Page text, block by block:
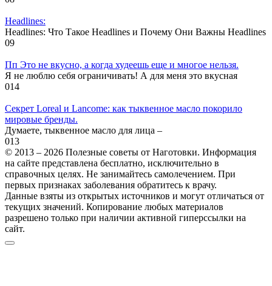
Headlines:
Headlines: Что Такое Headlines и Почему Они Важны Headlines
09
Пп Это не вкусно, а когда худеешь еще и многое нельзя.
Я не люблю себя ограничивать! А для меня это вкусная
014
Секрет Loreal и Lancome: как тыквенное масло покорило
мировые бренды.
Думаете, тыквенное масло для лица –
013
© 2013 – 2026 Полезные советы от Наготовки. Информация
на сайте представлена бесплатно, исключительно в
справочных целях. Не занимайтесь самолечением. При
первых признаках заболевания обратитесь к врачу.
Данные взяты из открытых источников и могут отличаться от
текущих значений. Копирование любых материалов
разрешено только при наличии активной гиперссылки на
сайт.